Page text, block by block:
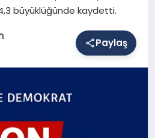
4,3 büyüklüğünde kaydetti.
Paylaş